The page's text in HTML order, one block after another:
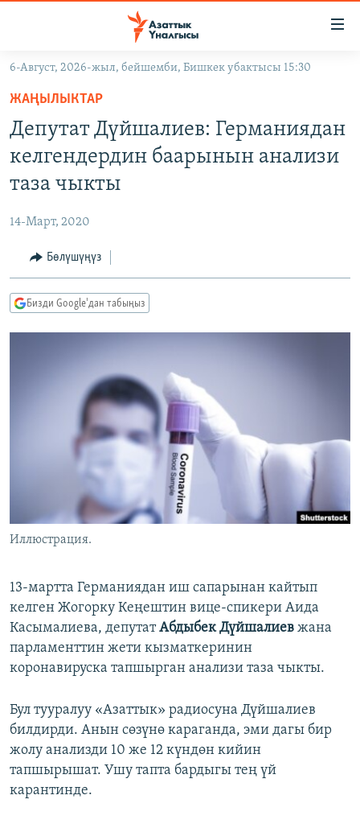
Навигацияга
өтүңүз
Издөөгө
салыңызКЫРГЫЗСТАН
МАДАНИЯТ
ДҮЙНӨ
ТВ ПРОГРАММАЛАР
БҮГҮН АЗАТТЫКТА
ЭЖЕ-СИҢДИЛЕР
ЫҢГАЙСЫЗ СУРООЛОР
ПОДКАСТ
Русский
ЭЕ/АРнун бардык сайттары
6-Август, 2026-жыл, бейшемби, Бишкек убактысы 15:30
ЖАҢЫЛЫКТАР
Депутат Дүйшалиев: Германиядан
келгендердин баарынын анализи
таза чыкты
14-Март, 2020
Бөлүшүңүз
Бизди Google'дан табыңыз
Иллюстрация.
13-мартта Германиядан иш сапарынан кайтып
келген Жогорку Кеңештин вице-спикери Аида
Касымалиева, депутатАбдыбек Дүйшалиев жана
парламенттин жети кызматкеринин
коронавируска тапшырган анализи таза чыкты.
Бул тууралуу «Азаттык» радиосуна Дүйшалиев
билдирди. Анын сөзүнө караганда, эми дагы бир
жолу анализди 10 же 12 күндөн кийин
тапшырышат. Ушу тапта бардыгы тең үй
карантинде.